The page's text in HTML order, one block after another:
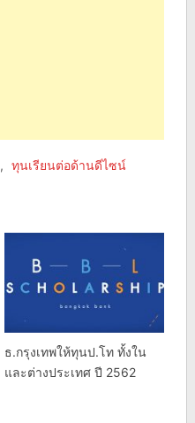
, ทุนเรียนต่อด้านดีไซน์
ธ.กรุงเทพให้ทุนป.โท ทั้งใน
และต่างประเทศ ปี 2562